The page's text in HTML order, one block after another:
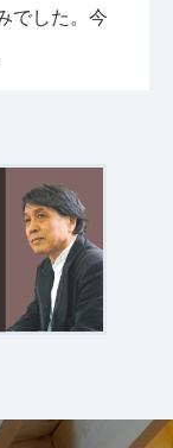
でした。今